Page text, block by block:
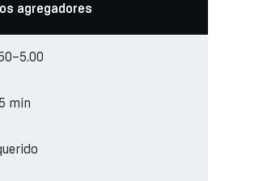
agregadores
min